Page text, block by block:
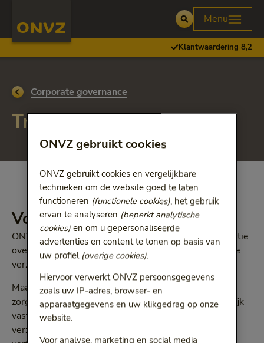
Open
Menu
Klantwaardering 8,2
Ga terug naar
Corporate governance
Transparantie
Vooraf inzicht in zorgkosten
ONVZ is vanzelfsprekend voorstander van transparantie
over zorgkosten. Waar dat nodig is, vertellen we onze
verzekerden hierover.
Maar als er geen contractuele afspraken met een
zorgverlener zijn en er ook geen sprake is van wettelijk
vastgestelde (maximum)tarieven, dan kunnen we de
verzekerde voorafgaand aan de behandeling niet
ONVZ gebruikt cookies
ONVZ gebruikt cookies en vergelijkbare
technieken om de website goed te laten
functioneren (functionele cookies), het gebruik
ervan te analyseren (beperkt analytische
cookies)en om u gepersonaliseerde
advertenties en content te tonen op basis van
uw profiel (overige cookies).
Hiervoor verwerkt ONVZ persoonsgegevens
zoals uw IP-adres, browser- en
apparaatgegevens en uw klikgedrag op onze
website.
Voor analyse, marketing en social media